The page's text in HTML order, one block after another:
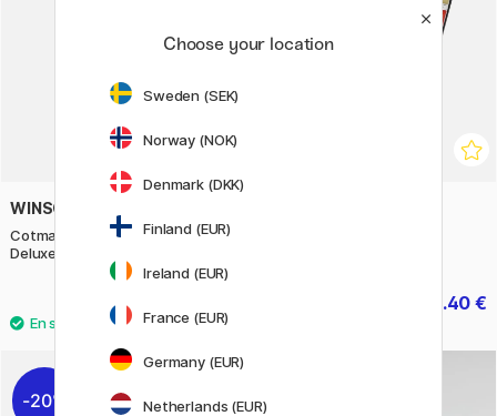
WINSOR & NEWTON
Cotman Ensemble d'aquarelle
Deluxe Sketchers Pocket Box
36.40 €
20%
Choose your location
Sweden (SEK)
Norway (NOK)
Denmark (DKK)
Finland (EUR)
Ireland (EUR)
France (EUR)
Germany (EUR)
Netherlands (EUR)